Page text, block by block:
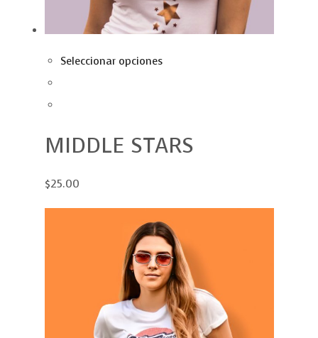
Seleccionar opciones
MIDDLE STARS
$25.00